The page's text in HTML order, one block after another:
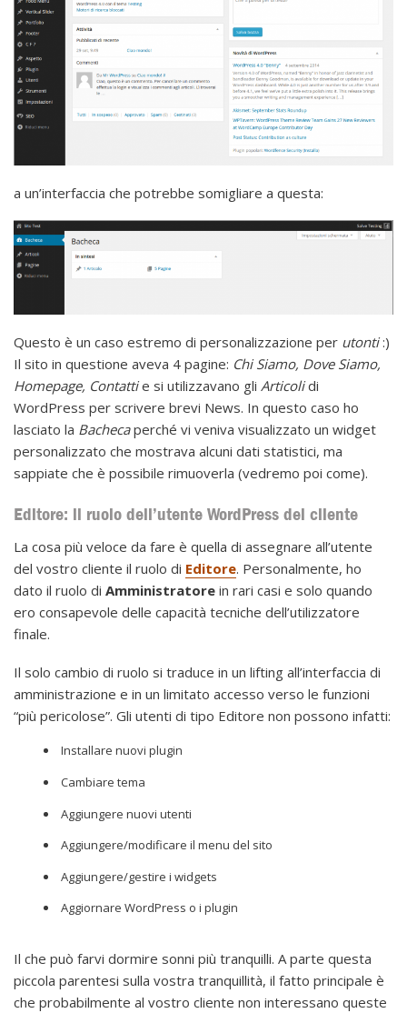
a un’interfaccia che potrebbe somigliare a questa:
Questo è un caso estremo di personalizzazione per utonti:)
Il sito in questione aveva 4 pagine: Chi Siamo, Dove Siamo,
Homepage, Contattie si utilizzavano gli Articolidi
WordPress per scrivere brevi News. In questo caso ho
lasciato la Bachecaperché vi veniva visualizzato un widget
personalizzato che mostrava alcuni dati statistici, ma
sappiate che è possibile rimuoverla (vedremo poi come).
Editore: il ruolo dell’utente WordPress del cliente
La cosa più veloce da fare è quella di assegnare all’utente
del vostro cliente il ruolo di Editore. Personalmente, ho
dato il ruolo di Amministratore in rari casi e solo quando
ero consapevole delle capacità tecniche dell’utilizzatore
finale.
Il solo cambio di ruolo si traduce in un lifting all’interfaccia di
amministrazione e in un limitato accesso verso le funzioni
“più pericolose”. Gli utenti di tipo Editore non possono infatti:
Installare nuovi plugin
Cambiare tema
Aggiungere nuovi utenti
Aggiungere/modificare il menu del sito
Aggiungere/gestire i widgets
Aggiornare WordPress o i plugin
Il che può farvi dormire sonni più tranquilli. A parte questa
piccola parentesi sulla vostra tranquillità, il fatto principale è
che probabilmente al vostro cliente non interessano queste